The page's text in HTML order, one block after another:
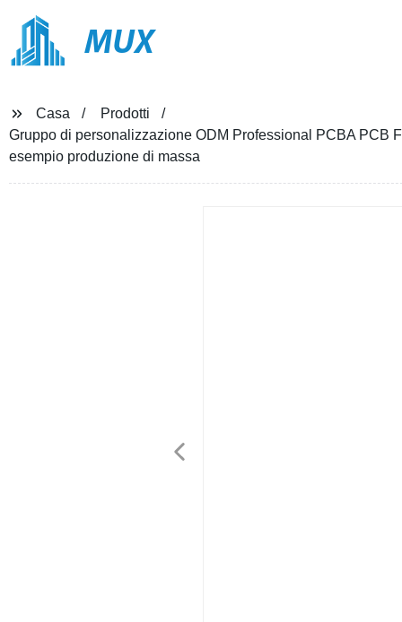
MUX
Casa
Prodotti
Gruppo di personalizzazione ODM Professional PCBA PCB
esempio produzione di massa